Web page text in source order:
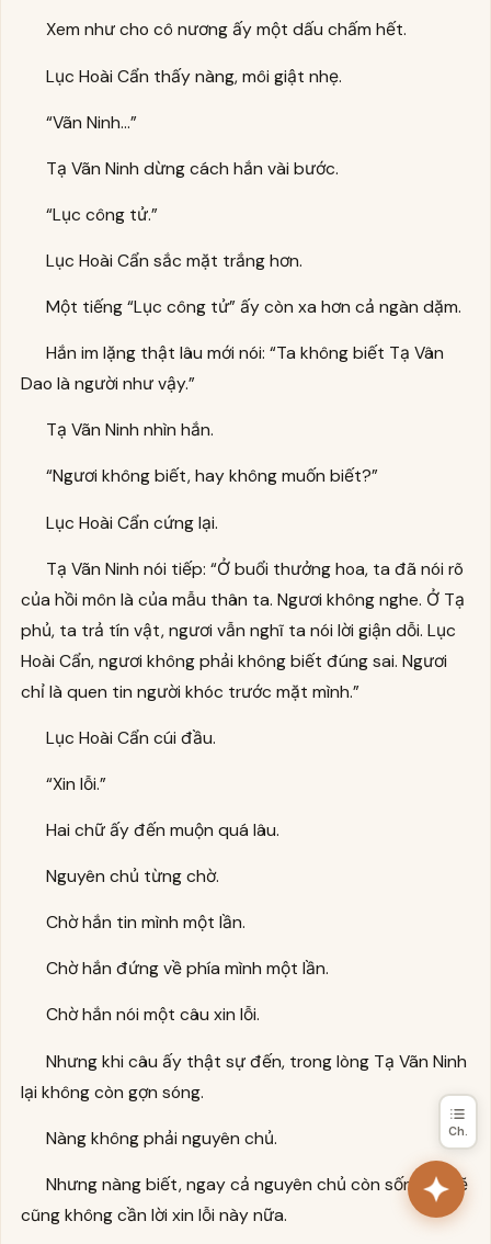
Ch.
Xem như cho cô nương ấy một dấu chấm hết.
Lục Hoài Cẩn thấy nàng, môi giật nhẹ.
“Vãn Ninh…”
Tạ Vãn Ninh dừng cách hắn vài bước.
“Lục công tử.”
Lục Hoài Cẩn sắc mặt trắng hơn.
Một tiếng “Lục công tử” ấy còn xa hơn cả ngàn dặm.
Hắn im lặng thật lâu mới nói: “Ta không biết Tạ Vân
Dao là người như vậy.”
Tạ Vãn Ninh nhìn hắn.
“Ngươi không biết, hay không muốn biết?”
Lục Hoài Cẩn cứng lại.
Tạ Vãn Ninh nói tiếp: “Ở buổi thưởng hoa, ta đã nói rõ
của hồi môn là của mẫu thân ta. Ngươi không nghe. Ở Tạ
phủ, ta trả tín vật, ngươi vẫn nghĩ ta nói lời giận dỗi. Lục
Hoài Cẩn, ngươi không phải không biết đúng sai. Ngươi
chỉ là quen tin người khóc trước mặt mình.”
Lục Hoài Cẩn cúi đầu.
“Xin lỗi.”
Hai chữ ấy đến muộn quá lâu.
Nguyên chủ từng chờ.
Chờ hắn tin mình một lần.
Chờ hắn đứng về phía mình một lần.
Chờ hắn nói một câu xin lỗi.
Nhưng khi câu ấy thật sự đến, trong lòng Tạ Vãn Ninh
lại không còn gợn sóng.
Nàng không phải nguyên chủ.
Nhưng nàng biết, ngay cả nguyên chủ còn sống, có lẽ
cũng không cần lời xin lỗi này nữa.